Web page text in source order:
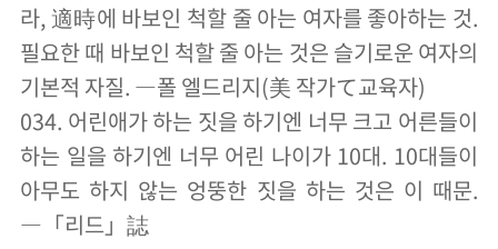
라, 適時에 바보인 척할 줄 아는 여자를 좋아하는 것.
필요한 때 바보인 척할 줄 아는 것은 슬기로운 여자의
기본적 자질. ―폴 엘드리지(美 작가て교육자)
034. 어린애가 하는 짓을 하기엔 너무 크고 어른들이
하는 일을 하기엔 너무 어린 나이가 10대. 10대들이
아무도 하지 않는 엉뚱한 짓을 하는 것은 이 때문.
―「리드」誌